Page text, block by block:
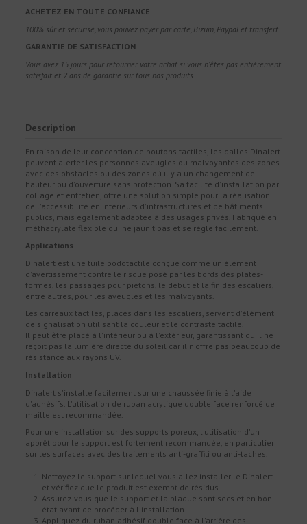
ACHETEZ EN TOUTE CONFIANCE
100% sûr et sécurisé, vous pouvez payer par carte, Bizum, Paypal et transfert.
GARANTIE DE SATISFACTION
Vous avez 15 jours pour retourner votre achat si vous n'êtes pas entièrement
satisfait et 2 ans de garantie sur tous nos produits.
Description
En raison de leur conception de boutons tactiles, les dalles Dinalert
peuvent alerter les personnes aveugles ou malvoyantes des zones
avec des obstacles ou des zones où il y a un changement de
hauteur ou d'ouverture sans protection. Sa facilité d'installation par
collage et entretien, offre une solution simple pour la réalisation
de l'accessibilité en intérieurs d'infrastructures et de bâtiments
publics, mais également adaptée à des usages privés. Fabriqué en
méthacrylate flexible qui ne jaunit pas et se règle facilement.
Applications
Dinalert est une tuile podotactile conçue comme un élément
d'avertissement contre le risque posé par les bords des plates-
formes, les passages pour piétons, le début et la fin des escaliers,
entre autres, pour les aveugles et les malvoyants.
Les carreaux tactiles, placés dans les escaliers, servent d'élément
de signalisation utilisant la couleur et le contraste tactile.
Il peut être placé à l'intérieur ou à l'extérieur, garantissant qu'il ne
reçoit pas la lumière directe du soleil car il n'offre pas beaucoup de
résistance aux rayons UV.
Installation
Dinalert s'installe facilement sur une chaussée finie à l'aide
d'adhésifs. L'utilisation de ruban acrylique double face renforcé de
maille est recommandée.
Pour une installation sur des supports poreux, l'utilisation d'un
apprêt pour le support est fortement recommandée, en particulier
sur les surfaces avec des traitements anti-graffiti ou anti-taches.
Nettoyez le support sur lequel vous allez installer le Dinalert
et vérifiez que le produit est exempt de résidus.
Assurez-vous que le support et la plaque sont secs et en bon
état avant de procéder à l'installation.
Appliquez du ruban adhésif double face à l'arrière des